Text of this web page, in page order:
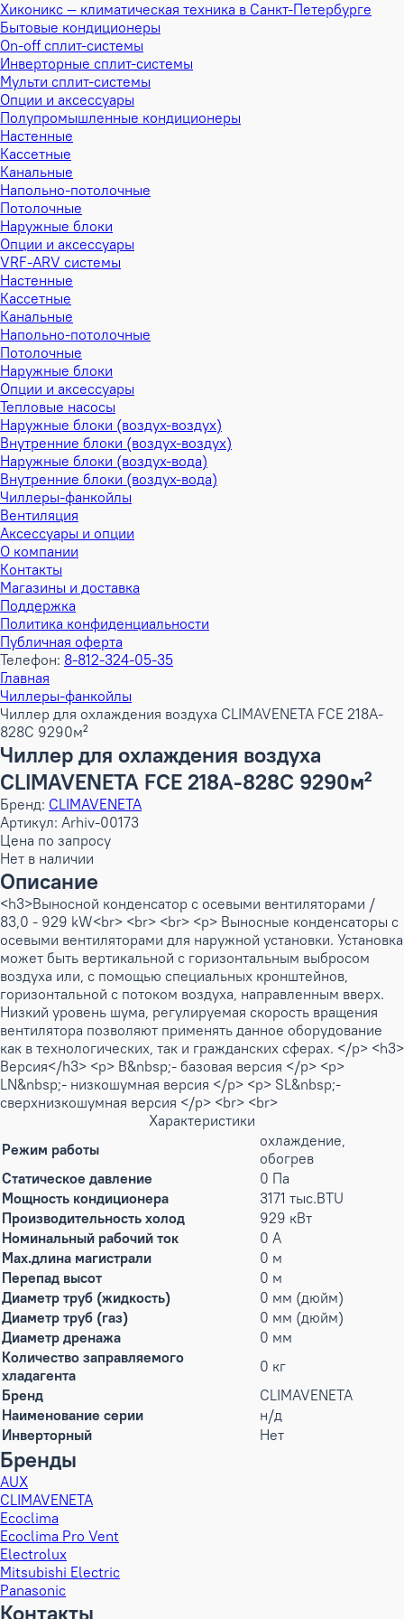
Хиконикс — климатическая техника в Санкт-Петербурге
Бытовые кондиционеры
On-off сплит-системы
Инверторные сплит-системы
Мульти сплит-системы
Опции и аксессуары
Полупромышленные кондиционеры
Настенные
Кассетные
Канальные
Напольно-потолочные
Потолочные
Наружные блоки
Опции и аксессуары
VRF-ARV системы
Настенные
Кассетные
Канальные
Напольно-потолочные
Потолочные
Наружные блоки
Опции и аксессуары
Тепловые насосы
Наружные блоки (воздух-воздух)
Внутренние блоки (воздух-воздух)
Наружные блоки (воздух-вода)
Внутренние блоки (воздух-вода)
Чиллеры-фанкойлы
Вентиляция
Аксессуары и опции
О компании
Контакты
Магазины и доставка
Поддержка
Политика конфиденциальности
Публичная оферта
Телефон: 8-812-324-05-35
Главная
Чиллеры-фанкойлы
Чиллер для охлаждения воздуха CLIMAVENETA FCE 218A-
828C 9290м²
Чиллер для охлаждения воздуха
CLIMAVENETA FCE 218A-828C 9290м²
Бренд: CLIMAVENETA
Артикул: Arhiv-00173
Цена по запросу
Нет в наличии
Описание
<h3>Выносной конденсатор с осевыми вентиляторами /
83,0 - 929 kW<br> <br> <br> <p> Выносные конденсаторы с
осевыми вентиляторами для наружной установки. Установка
может быть вертикальной с горизонтальным выбросом
воздуха или, с помощью специальных кронштейнов,
горизонтальной с потоком воздуха, направленным вверх.
Низкий уровень шума, регулируемая скорость вращения
вентилятора позволяют применять данное оборудование
как в технологических, так и гражданских сферах. </p> <h3>
Версия</h3> <p> B&nbsp;- базовая версия </p> <p>
LN&nbsp;- низкошумная версия </p> <p> SL&nbsp;-
сверхнизкошумная версия </p> <br> <br>
Характеристики
Режим работы
охлаждение,
обогрев
Статическое давление
0 Па
Мощность кондиционера
3171 тыс.BTU
Производительность холод
929 кВт
Номинальный рабочий ток
0 А
Max.длина магистрали
0 м
Перепад высот
0 м
Диаметр труб (жидкость)
0 мм (дюйм)
Диаметр труб (газ)
0 мм (дюйм)
Диаметр дренажа
0 мм
Количество заправляемого
хладагента
0 кг
Бренд
CLIMAVENETA
Наименование серии
н/д
Инверторный
Нет
Бренды
AUX
CLIMAVENETA
Ecoclima
Ecoclima Pro Vent
Electrolux
Mitsubishi Electric
Panasonic
Контакты